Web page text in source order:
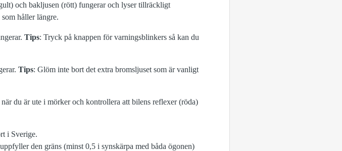
och bakljusen (rött) fungerar och lyser tillräckligt
håller längre.
Tips: Tryck på knappen för varningsblinkers så kan du
Tips: Glöm inte bort det extra bromsljuset som är vanligt
du är ute i mörker och kontrollera att bilens reflexer (röda)
i Sverige.
den gräns (minst 0,5 i synskärpa med båda ögonen)